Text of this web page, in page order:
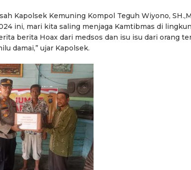
Kapolsek Kemuning Kompol Teguh Wiyono,
ini, mari kita saling menjaga Kamtibmas di
berita Hoax dari medsos dan isu isu dari orang
damai,” ujar Kapolsek.